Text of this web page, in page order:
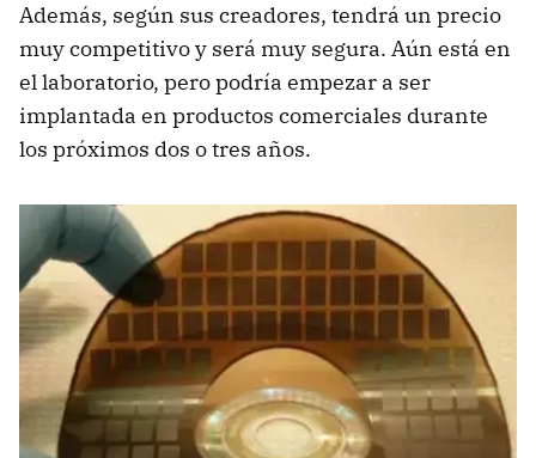
Además, según sus creadores, tendrá un precio
muy competitivo y será muy segura. Aún está en
el laboratorio, pero podría empezar a ser
implantada en productos comerciales durante
los próximos dos o tres años.